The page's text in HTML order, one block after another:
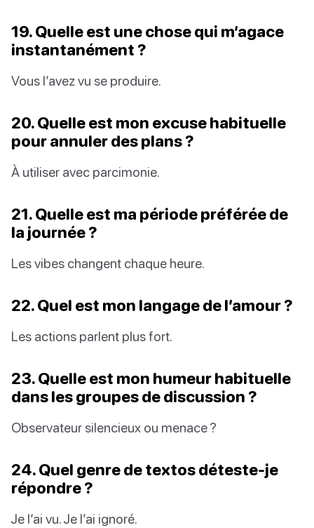
19. Quelle est une chose qui m’agace
instantanément ?
Vous l’avez vu se produire.
20. Quelle est mon excuse habituelle
pour annuler des plans ?
À utiliser avec parcimonie.
21. Quelle est ma période préférée de
la journée ?
Les vibes changent chaque heure.
22. Quel est mon langage de l’amour ?
Les actions parlent plus fort.
23. Quelle est mon humeur habituelle
dans les groupes de discussion ?
Observateur silencieux ou menace ?
24. Quel genre de textos déteste-je
répondre ?
Je l’ai vu. Je l’ai ignoré.